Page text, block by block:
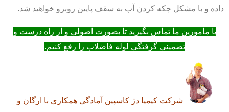
داده و با مشکل چکه کردن آب به سقف پایین روبرو خواهید شد.
با مامورین ما تماس بگیرید تا بصورت اصولی و از راه درست و
تضمینی گرفتگی لوله فاضلاب را رفع کنیم.
شرکت کیمیا دژ کاسپین آمادگی همکاری با ارگان و